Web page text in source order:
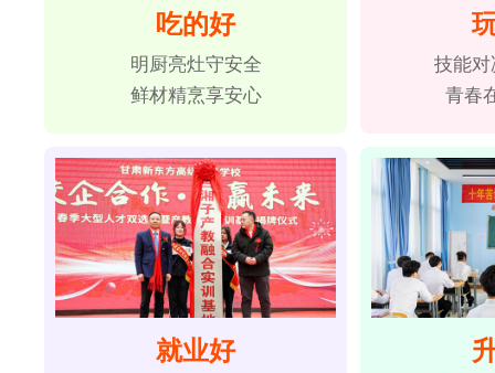
吃的好
明厨亮灶守安全
鲜材精烹享安心
技能对
青春
就业好